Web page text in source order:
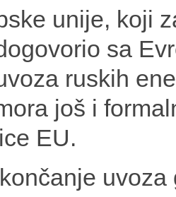
unije, koji
sa
ruskih
još i
EU.